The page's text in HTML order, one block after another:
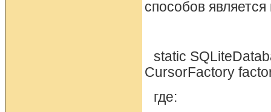
способов
static
CursorFactory
где: